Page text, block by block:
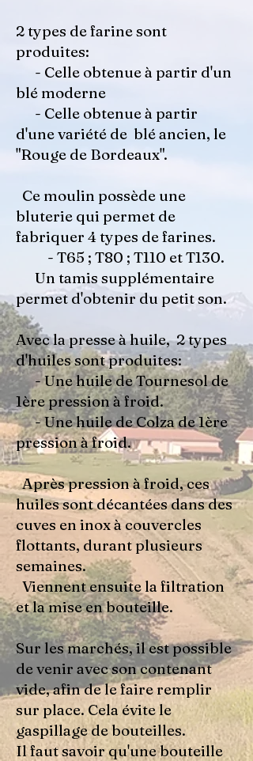
2 types de farine sont
produites:
- Celle obtenue à partir d'un
blé moderne
- Celle obtenue à partir
d'une variété de blé ancien, le
"Rouge de Bordeaux".
Ce moulin possède une
bluterie qui permet de
fabriquer 4 types de farines.
- T65 ; T80 ; T110 et T130.
Un tamis supplémentaire
permet d'obtenir du petit son.
Avec la presse à huile, 2 types
d'huiles sont produites:
- Une huile de Tournesol de
1ère pression à froid.
- Une huile de Colza de 1ère
pression à froid.
Après pression à froid, ces
huiles sont décantées dans des
cuves en inox à couvercles
flottants, durant plusieurs
semaines.
Viennent ensuite la filtration
et la mise en bouteille.
Sur les marchés, il est possible
de venir avec son contenant
vide, afin de le faire remplir
sur place. Cela évite le
gaspillage de bouteilles.
Il faut savoir qu'une bouteille